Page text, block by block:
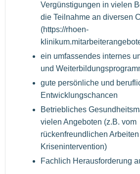
Vergünstigungen in vielen
die Teilnahme an diversen
(https://rhoen-
ein umfassendes internes
und
gute persönliche und
Entwicklungschancen
Betriebliches
vielen Angeboten (z.B. vom
rückenfreundlichen
Krisenintervention)
Fachlich Herausforderung